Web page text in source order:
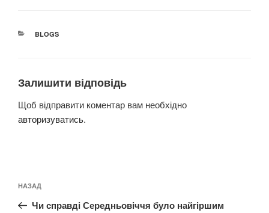
КАТЕГОРІЇ
BLOGS
Залишити відповідь
Щоб відправити коментар вам необхідно
авторизуватись.
записів
Попередній
запис:
НАЗАД
Чи справді Середньовіччя було найгіршим